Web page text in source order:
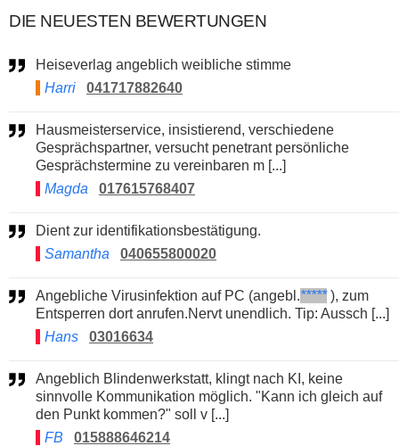
DIE NEUESTEN BEWERTUNGEN
Heiseverlag angeblich weibliche stimme
Harri
041717882640
Hausmeisterservice, insistierend, verschiedene
Gesprächspartner, versucht penetrant persönliche
Gesprächstermine zu vereinbaren m [...]
Magda
017615768407
Dient zur identifikationsbestätigung.
Samantha
040655800020
Angebliche Virusinfektion auf PC (angebl.*****), zum
Entsperren dort anrufen.Nervt unendlich. Tip: Aussch [...]
Hans
03016634
Angeblich Blindenwerkstatt, klingt nach KI, keine
sinnvolle Kommunikation möglich. "Kann ich gleich auf
den Punkt kommen?" soll v [...]
FB
015888646214